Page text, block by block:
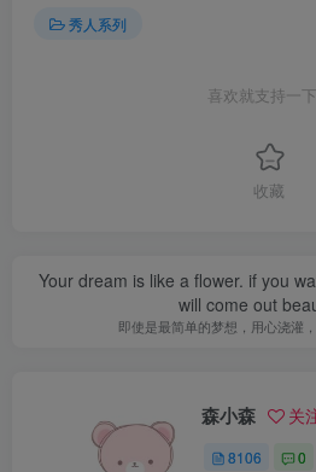
秀人系列
喜欢就支持一
收藏
Your dream is like a flower. if you
will come out
即使是最简单的梦想，用心浇灌
森小森 关
8106 0